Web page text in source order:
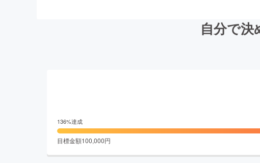
自分で
136%達成
目標金額100,000円